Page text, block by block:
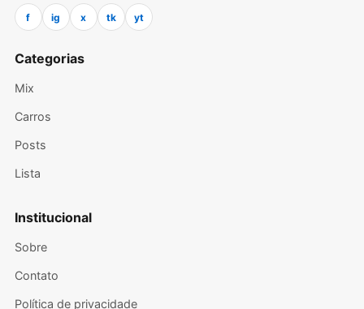
f ig x tk yt
Categorias
Mix
Carros
Posts
Lista
Institucional
Sobre
Contato
Política de privacidade